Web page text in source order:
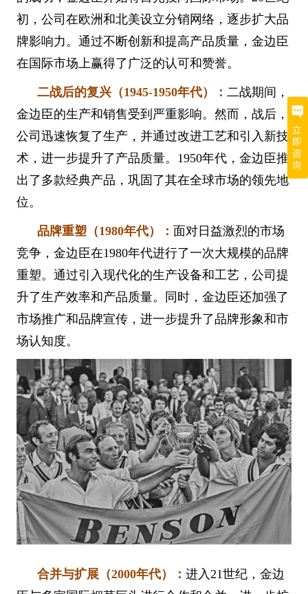
初，公司在欧洲和北美设立分销网络，逐步扩大品
牌影响力。通过不断创新和提高产品质量，金边臣
在国际市场上赢得了广泛的认可和赞誉。
二战后的复兴（1945-1950年代）： 二战期间，
金边臣的生产和销售受到严重影响。然而，战后，
公司迅速恢复了生产，并通过改进工艺和引入新技
术，进一步提升了产品质量。1950年代，金边臣推
出了多款经典产品，巩固了其在全球市场的领先地
位。
品牌重塑（1980年代）： 面对日益激烈的市场
竞争，金边臣在1980年代进行了一次大规模的品牌
重塑。通过引入现代化的生产设备和工艺，公司提
升了生产效率和产品质量。同时，金边臣还加强了
市场推广和品牌宣传，进一步提升了品牌形象和市
场认知度。
合并与扩展（2000年代）： 进入21世纪，金边